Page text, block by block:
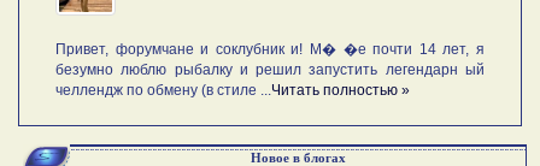
Привет, форумчане и соклубник и! М� �е почти 14 лет, я
безумно люблю рыбалку и решил запустить легендарн ый
челлендж по обмену (в стиле ... Читать полностью »
Новое в блогах